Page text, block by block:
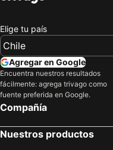
Elige tu país
Agregar en Google
Encuentra nuestros resultados
fácilmente: agrega trivago como
fuente preferida en Google.
Compañía
Nuestros productos